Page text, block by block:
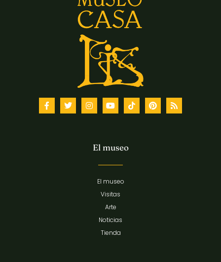
El museo
El museo
Visitas
Arte
Noticias
Tienda